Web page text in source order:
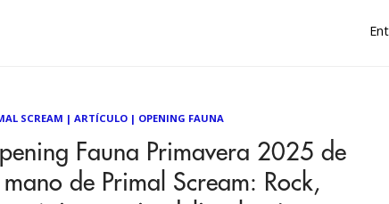
SCREAM | ARTÍCULO| OPENING FAUNA
Fauna Primavera 2025 de
mano de Primal Scream: Rock,